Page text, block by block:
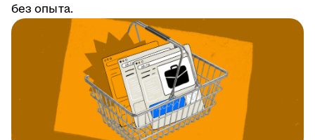
без опыта.